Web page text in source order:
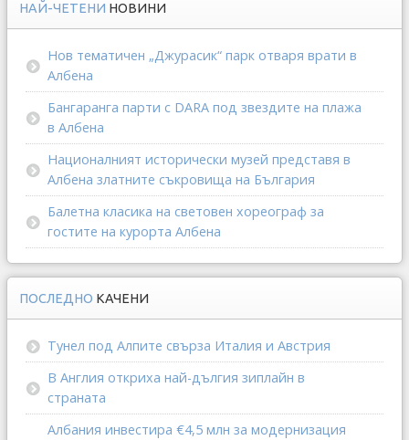
НАЙ-ЧЕТЕНИ НОВИНИ
Нов тематичен „Джурасик“ парк отваря врати в
Албена
Бангаранга парти с DARA под звездите на плажа
в Албена
Националният исторически музей представя в
Албена златните съкровища на България
Балетна класика на световен хореограф за
гостите на курорта Албена
ПОСЛЕДНО КАЧЕНИ
Тунел под Алпите свърза Италия и Австрия
В Англия откриха най-дългия зиплайн в
страната
Албания инвестира €4,5 млн за модернизация